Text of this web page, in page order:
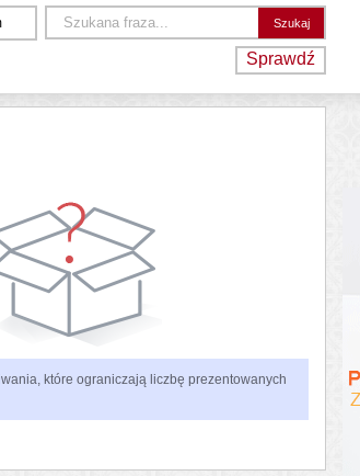
Sprawdź
które ograniczają liczbę prezentowanych